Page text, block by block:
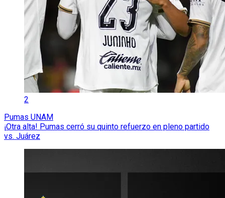
2
Pumas UNAM
¡Otra alta! Pumas cerró su quinto refuerzo en pleno partido
vs. Juárez